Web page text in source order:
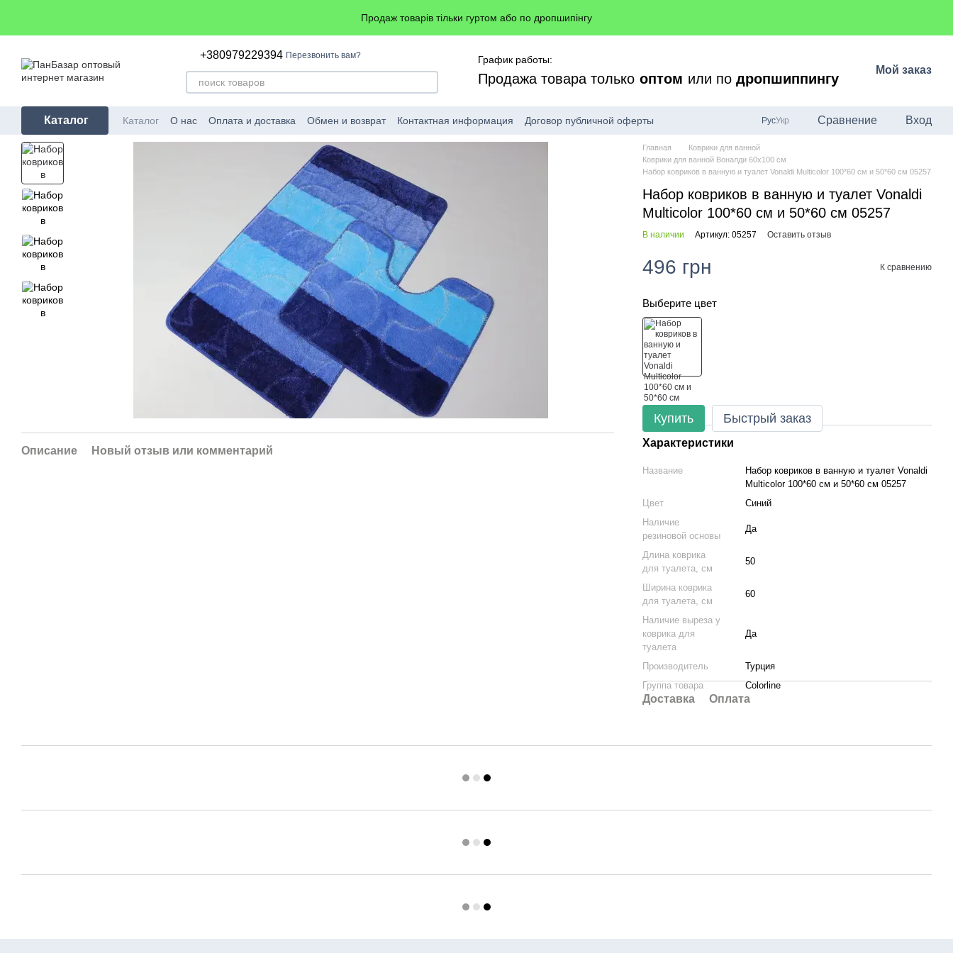
Продаж товарів тільки гуртом або по дропшипінгу
+380979229394 Перезвонить вам? График работы:
Продажа товара только оптом или подропшиппингу
Мой заказ
Каталог Каталог О нас Оплата и доставка Обмен и возврат Контактная информация Договор публичной оферты РусУкр Сравнение Вход
Описание Новый отзыв или комментарий
Главная
Коврики для ванной
Коврики для ванной Воналди 60x100 см
Набор ковриков в ванную и туалет Vonaldi Multicolor 100*60 см и 50*60 см 05257
Набор ковриков в ванную и туалет Vonaldi
Multicolor 100*60 см и 50*60 см 05257
В наличии Артикул: 05257 Оставить отзыв
496 грн К сравнению
Выберите цвет
Купить Быстрый заказ
Характеристики
Название
Набор ковриков в ванную и туалет Vonaldi
Multicolor 100*60 см и 50*60 см 05257
Цвет
Синий
Наличие
резиновой основы
Да
Длина коврика
для туалета, см
50
Ширина коврика
для туалета, см
60
Наличие выреза у
коврика для
туалета
Да
Производитель
Турция
Группа товара
Colorline
Доставка Оплата